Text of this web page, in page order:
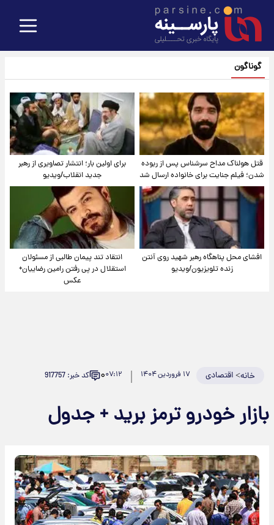
گوناگون
قتل هولناک مداح سرشناس پس از ربوده
شدن؛ فیلم جنایت برای خانواده ارسال شد
برای اولین بار؛ انتشار تصاویری از رهبر
جدید انقلاب/ویدیو
افشای محل پناهگاه‌ رهبر شهید روی آنتن
زنده تلویزیون/ویدیو
انتقاد تند پیمان طالبی از مسئولان
استقلال در پی رفتن رامین رضاییان+
عکس
خانه>اقتصادی ۱۷ فروردین ۱۴۰۴ ۰۷:۱۲۰ کد خبر: 917757
بازار خودرو ترمز برید + جدول